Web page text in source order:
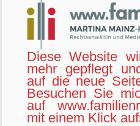
Diese Website
mehr gepflegt
auf die neue
Besuchen Sie
auf
mit einem Klick